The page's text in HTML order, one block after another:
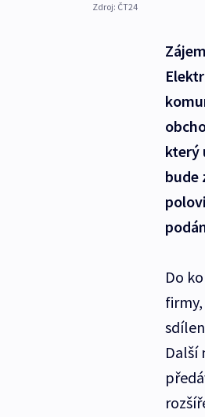
Zdroj: ČT24
který
bude
Do
Další